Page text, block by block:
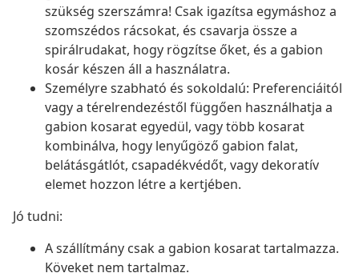
szükség szerszámra! Csak igazítsa egymáshoz a
szomszédos rácsokat, és csavarja össze a
spirálrudakat, hogy rögzítse őket, és a gabion
kosár készen áll a használatra.
Személyre szabható és sokoldalú: Preferenciáitól
vagy a térelrendezéstől függően használhatja a
gabion kosarat egyedül, vagy több kosarat
kombinálva, hogy lenyűgöző gabion falat,
belátásgátlót, csapadékvédőt, vagy dekoratív
elemet hozzon létre a kertjében.
Jó tudni:
A szállítmány csak a gabion kosarat tartalmazza.
Köveket nem tartalmaz.